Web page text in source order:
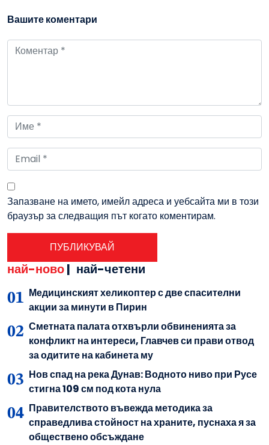
Вашите коментари
Запазване на името, имейл адреса и уебсайта ми в този
браузър за следващия път когато коментирам.
най-ново| най-четени
Медицинският хеликоптер с две спасителни
акции за минути в Пирин
Сметната палата отхвърли обвиненията за
конфликт на интереси, Главчев си прави отвод
за одитите на кабинета му
Нов спад на река Дунав: Водното ниво при Русе
стигна 109 см под кота нула
Правителството въвежда методика за
справедлива стойност на храните, пуснаха я за
обществено обсъждане